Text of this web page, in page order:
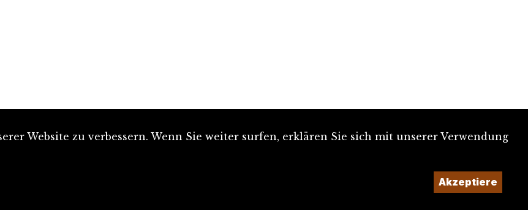
Website zu verbessern. Wenn Sie weiter surfen, erklären Sie sich mit unserer Verwendung
Akzeptiere